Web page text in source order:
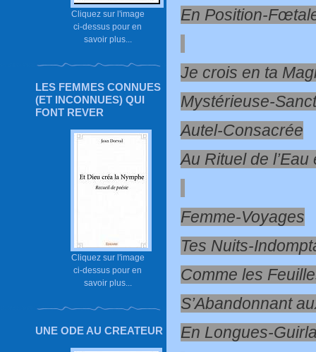
Cliquez sur l'image
ci-dessus pour en
savoir plus...
LES FEMMES CONNUES
(ET INCONNUES) QUI
FONT REVER
Cliquez sur l'image
ci-dessus pour en
savoir plus...
UNE ODE AU CREATEUR
En Position-
Je crois en ta
Mystérieuse-
Autel-Consacrée
Au Rituel de l’Eau
Femme-Voyages
Tes Nuits-
Comme les
S’Abandonnant
En Longues-